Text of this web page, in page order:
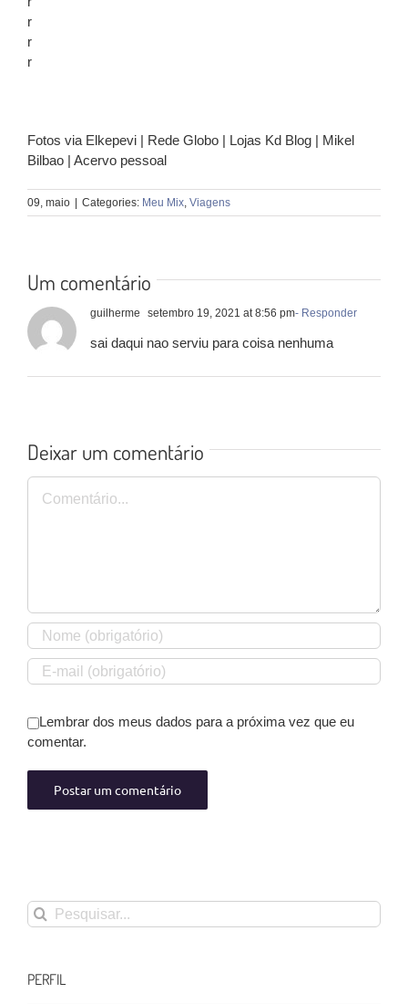
r
r
r
Fotos via Elkepevi | Rede Globo | Lojas Kd Blog | Mikel
Bilbao | Acervo pessoal
09, maio Categories: Meu Mix, Viagens
Um comentário
guilherme setembro 19, 2021 at 8:56 pm- Responder
sai daqui nao serviu para coisa nenhuma
Deixar um comentário
Comentário
Lembrar dos meus dados para a próxima vez que eu
comentar.
Buscar
resultados
PERFIL